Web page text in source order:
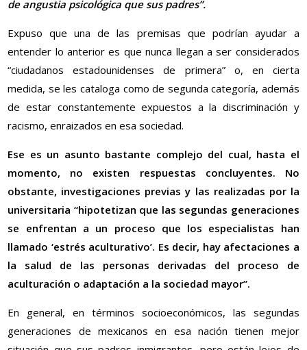
de angustia psicológica que sus padres”.
Expuso que una de las premisas que podrían ayudar a
entender lo anterior es que nunca llegan a ser considerados
“ciudadanos estadounidenses de primera” o, en cierta
medida, se les cataloga como de segunda categoría, además
de estar constantemente expuestos a la discriminación y
racismo, enraizados en esa sociedad.
Ese es un asunto bastante complejo del cual, hasta el
momento, no existen respuestas concluyentes. No
obstante, investigaciones previas y las realizadas por la
universitaria “hipotetizan que las segundas generaciones
se enfrentan a un proceso que los especialistas han
llamado ‘estrés aculturativo’. Es decir, hay afectaciones a
la salud de las personas derivadas del proceso de
aculturación o adaptación a la sociedad mayor”.
En general, en términos socioeconómicos, las segundas
generaciones de mexicanos en esa nación tienen mejor